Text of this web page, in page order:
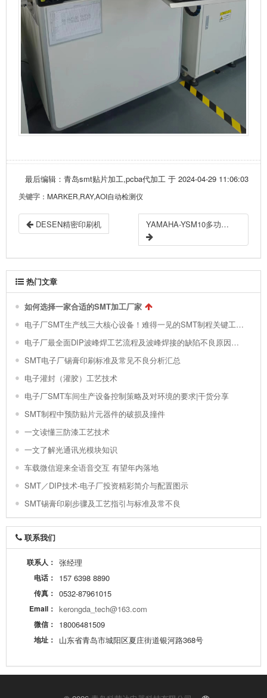
最后编辑：青岛smt贴片加工,pcba代加工 于 2024-04-29 11:06:03
关键字 ：MARKER,RAY,AOI自动检测仪
DESEN精密印刷机 YAMAHA-YSM10多功能贴片机
热门文章
如何选择一家合适的SMT加工厂家
电子厂SMT生产线三大核心设备！难得一见的SMT制程关键工艺视频！
电子厂最全面DIP波峰焊工艺流程及波峰焊接的缺陷不良原因分析 !
SMT电子厂锡膏印刷标准及常见不良分析汇总
电子灌封（灌胶）工艺技术
电子厂SMT车间生产设备控制策略及对环境的要求|干货分享
SMT制程中预防贴片元器件的破损及撞件
一文读懂三防漆工艺技术
一文了解光通讯光模块知识
车载微信迎来全语音交互 有望年内落地
SMT／DIP技术-电子厂投资精彩简介与配置图示
SMT锡膏印刷步骤及工艺指引与标准及常不良
联系我们
联系人： 张经理
电话： 157 6398 8890
传真： 0532-87961015
Email： kerongda_tech@163.com
微信： 18006481509
地址： 山东省青岛市城阳区夏庄街道银河路368号